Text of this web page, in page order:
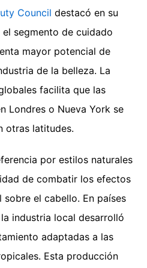
Council destacó en su
segmento de cuidado
mayor potencial de
de la belleza. La
facilita que las
Londres o Nueva York se
otras latitudes.
por estilos naturales
de combatir los efectos
el cabello. En países
industria local desarrolló
adaptadas a las
Esta producción